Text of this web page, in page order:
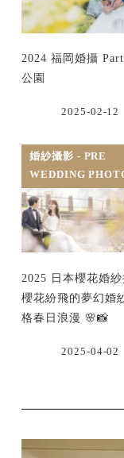
2024 福岡婚攝
公園
2025-02-12
婚紗攝影 - PRE
WEDDING
2025 日本櫻花婚紗
櫻花紛飛的夢幻婚
格春日浪漫 🌸📸
2025-04-02